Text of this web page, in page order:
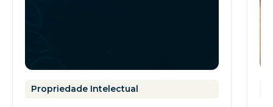
Propriedade Intelectual